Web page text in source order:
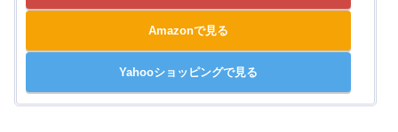
Amazonで見る
Yahooショッピングで見る